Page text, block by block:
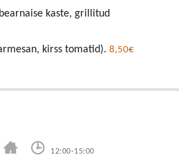
kaste, grillitud
kirss tomatid). 8,50€
12:00-15:00